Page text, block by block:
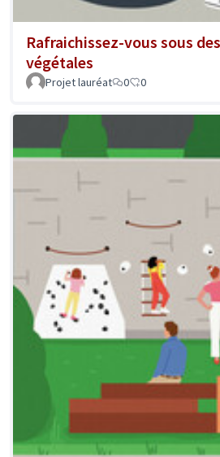
Rafraichissez-vous sous
végétales
Projet lauréat 0 0